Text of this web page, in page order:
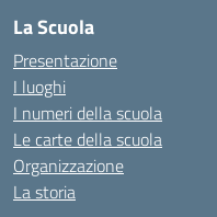
La Scuola
Presentazione
I luoghi
I numeri della scuola
Le carte della scuola
Organizzazione
La storia